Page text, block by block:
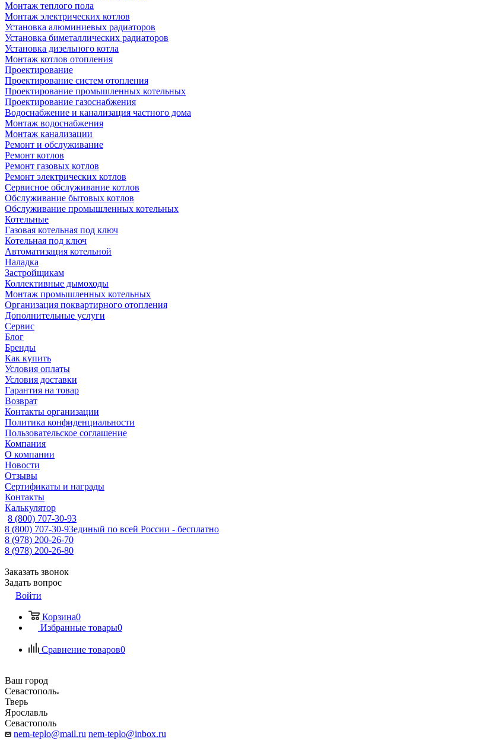
Монтаж теплого пола
Монтаж электрических котлов
Установка алюминиевых радиаторов
Установка биметаллических радиаторов
Установка дизельного котла
Монтаж котлов отопления
Проектирование
Проектирование систем отопления
Проектирование промышленных котельных
Проектирование газоснабжения
Водоснабжение и канализация частного дома
Монтаж водоснабжения
Монтаж канализации
Ремонт и обслуживание
Ремонт котлов
Ремонт газовых котлов
Ремонт электрических котлов
Сервисное обслуживание котлов
Обслуживание бытовых котлов
Обслуживание промышленных котельных
Котельные
Газовая котельная под ключ
Котельная под ключ
Автоматизация котельной
Наладка
Застройщикам
Коллективные дымоходы
Монтаж промышленных котельных
Организация поквартирного отопления
Дополнительные услуги
Сервис
Блог
Бренды
Как купить
Условия оплаты
Условия доставки
Гарантия на товар
Возврат
Контакты организации
Политика конфиденциальности
Пользовательское соглашение
Компания
О компании
Новости
Отзывы
Сертификаты и награды
Контакты
Калькулятор
8 (800) 707-30-93
8 (800) 707-30-93единый по всей России - бесплатно
8 (978) 200-26-70
8 (978) 200-26-80
Заказать звонок
Задать вопрос
Войти
Корзина0
Избранные товары0
Сравнение товаров0
Ваш город
Севастополь
Тверь
Ярославль
Севастополь
nem-teplo@mail.ru nem-teplo@inbox.ru